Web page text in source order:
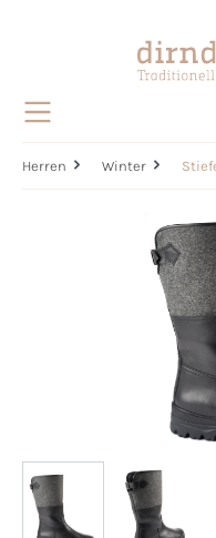
Herren Winter
Bildergalerie